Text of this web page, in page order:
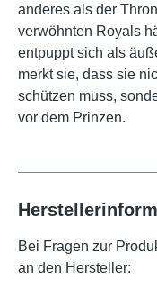
anderes als der
verwöhnten Royals
entpuppt sich als
merkt sie, dass sie
schützen muss,
vor dem Prinzen.
Bei Fragen zur
an den Hersteller: